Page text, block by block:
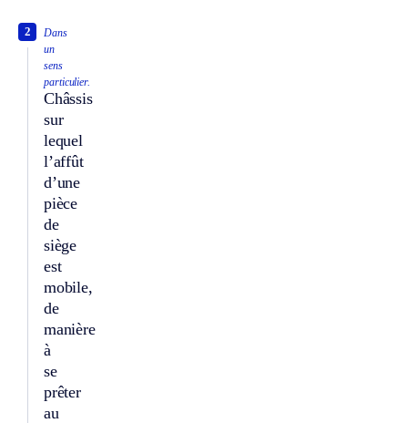
Dans
un
sens
particulier.
Châssis
sur
lequel
l’affût
d’une
pièce
de
siège
est
mobile,
de
manière
à
se
prêter
au
2